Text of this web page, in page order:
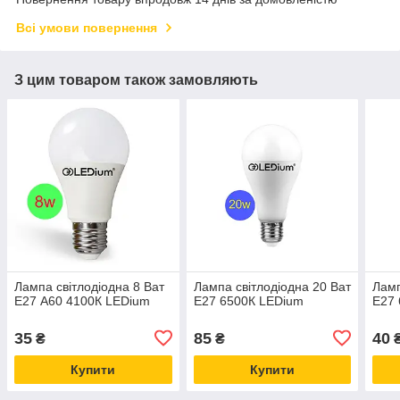
Всі умови повернення
З цим товаром також замовляють
Лампа світлодіодна 8 Ват
Е27 А60 4100К LEDium
35 ₴
Купити
Лампа світлодіодна 20 Ват
Е27 6500К LEDium
85₴
Купити
Е27
40